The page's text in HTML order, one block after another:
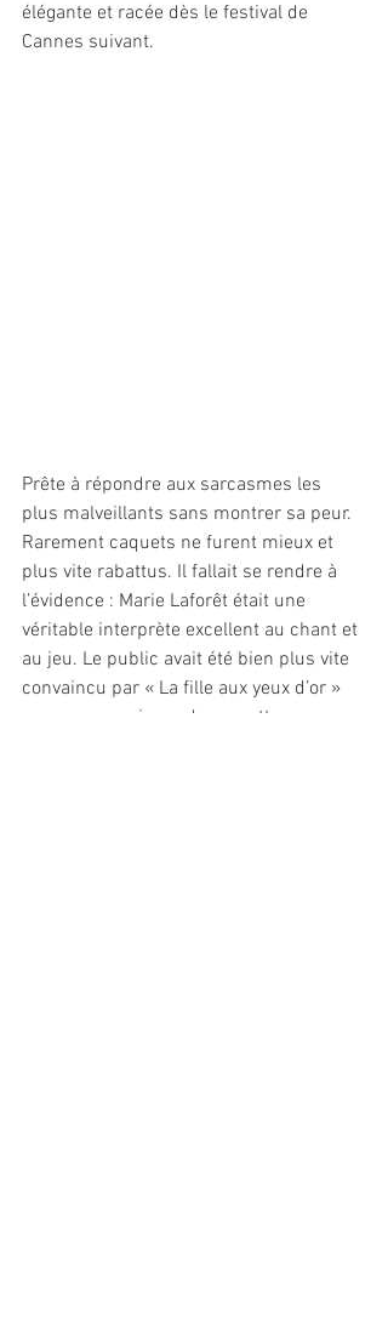
élégante et racée dès le festival de
Cannes suivant.
Prête à répondre aux sarcasmes les
plus malveillants sans montrer sa peur.
Rarement caquets ne furent mieux et
plus vite rabattus. Il fallait se rendre à
l’évidence : Marie Laforêt était une
véritable interprète excellent au chant et
au jeu. Le public avait été bien plus vite
convaincu par « La fille aux yeux d’or »
que ces messieurs des gazettes.